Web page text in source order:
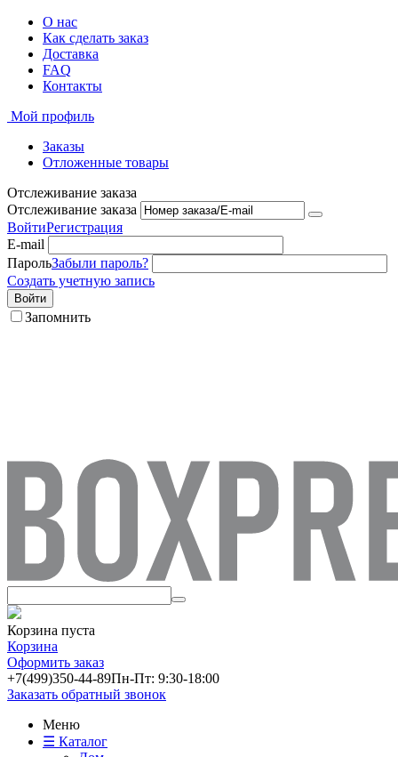
О нас
Как сделать заказ
Доставка
FAQ
Контакты
Мой профиль
Заказы
Отложенные товары
Отслеживание заказа
Отслеживание заказа
ВойтиРегистрация
E-mail
ПарольЗабыли пароль?
Создать учетную запись
Войти
Запомнить
Корзина пуста
Корзина
Оформить заказ
+7(499)350-44-89Пн-Пт: 9:30-18:00
Заказать обратный звонок
Меню
☰ Каталог